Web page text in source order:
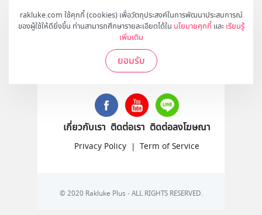
rakluke.com ใช้คุกกี้ (cookies) เพื่อวัตถุประสงค์ในการพัฒนาประสบการณ์
ของผู้ใช้ให้ดียิ่งขึ้น ท่านสามารถศึกษารายละเอียดได้ใน นโยบายคุกกี้ และ เรียนรู้
เพิ่มเติม
ยอมรับ
สมัคร
ติดตามเราได้ที่
เกี่ยวกับเรา ติดต่อเรา ติดต่อลงโฆษณา
Privacy Policy | Term of Service
© 2020 Rakluke Plus - ALL RIGHTS RESERVED.